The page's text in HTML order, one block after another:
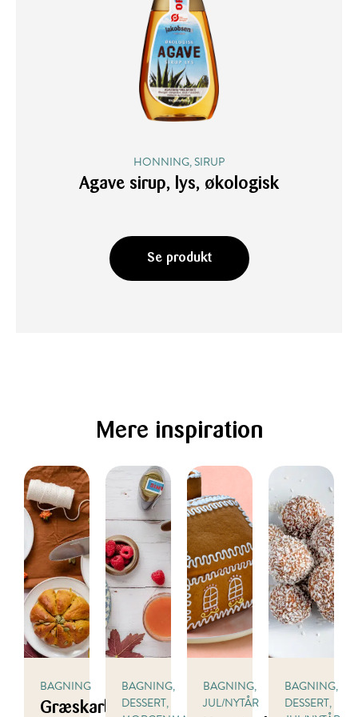
HONNING, SIRUP
Agave sirup, lys, økologisk
Se produkt
Mere inspiration
BAGNING
Græskarboller
BAGNING,
DESSERT,
BAGNING,
JUL/NYTÅR
BAGNING,
DESSERT,